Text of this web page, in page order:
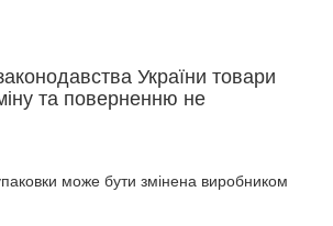
України товари
та поверненню не
може бути змінена виробником